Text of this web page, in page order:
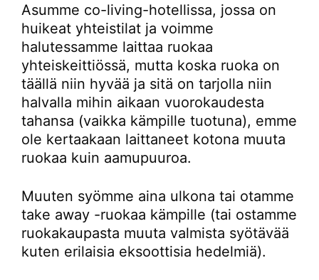
Asumme co-living-hotellissa, jossa on
huikeat yhteistilat ja voimme
halutessamme laittaa ruokaa
yhteiskeittiössä, mutta koska ruoka on
täällä niin hyvää ja sitä on tarjolla niin
halvalla mihin aikaan vuorokaudesta
tahansa (vaikka kämpille tuotuna), emme
ole kertaakaan laittaneet kotona muuta
ruokaa kuin aamupuuroa.
Muuten syömme aina ulkona tai otamme
take away -ruokaa kämpille (tai ostamme
ruokakaupasta muuta valmista syötävää
kuten erilaisia eksoottisia hedelmiä).